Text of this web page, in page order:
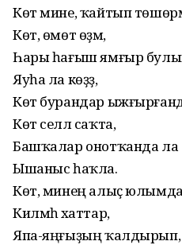
Көт мине, ҡайтып
Көт, өмөт өҙмә,
Һары һағыш ямғыр
Яуһа ла көҙҙә,
Көт бурандар
Көт селлә саҡта,
Башҡалар онотҡанда ла
Ышаныс һаҡла.
Көт, минең алыҫ
Килмәһә хаттар,
Япа-яңғыҙың ҡалдырып,